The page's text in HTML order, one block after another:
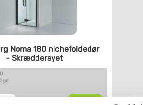
Noma 180nichefoldedør
- Skræddersyet